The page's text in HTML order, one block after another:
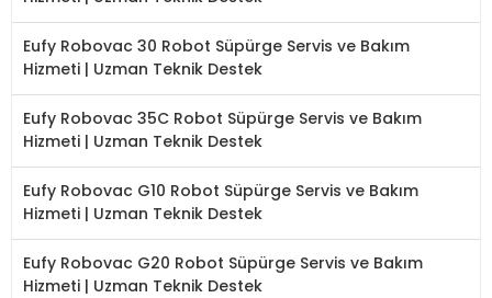
Eufy Robovac 30 Robot Süpürge Servis ve Bakım
Hizmeti | Uzman Teknik Destek
Eufy Robovac 35C Robot Süpürge Servis ve Bakım
Hizmeti | Uzman Teknik Destek
Eufy Robovac G10 Robot Süpürge Servis ve Bakım
Hizmeti | Uzman Teknik Destek
Eufy Robovac G20 Robot Süpürge Servis ve Bakım
Hizmeti | Uzman Teknik Destek